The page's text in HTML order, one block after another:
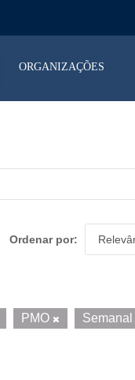
ORGANIZAÇÕES
Ordenar por
PMO Semanal